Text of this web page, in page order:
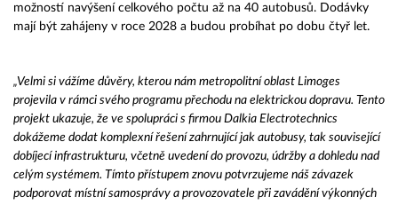
možností navýšení celkového počtu až na 40 autobusů. Dodávky
mají být zahájeny v roce 2028 a budou probíhat po dobu čtyř let.
„Velmi si vážíme důvěry, kterou nám metropolitní oblast Limoges
projevila v rámci svého programu přechodu na elektrickou dopravu. Tento
projekt ukazuje, že ve spolupráci s firmou Dalkia Electrotechnics
dokážeme dodat komplexní řešení zahrnující jak autobusy, tak související
dobíjecí infrastrukturu, včetně uvedení do provozu, údržby a dohledu nad
celým systémem. Tímto přístupem znovu potvrzujeme náš závazek
podporovat místní samosprávy a provozovatele při zavádění výkonných